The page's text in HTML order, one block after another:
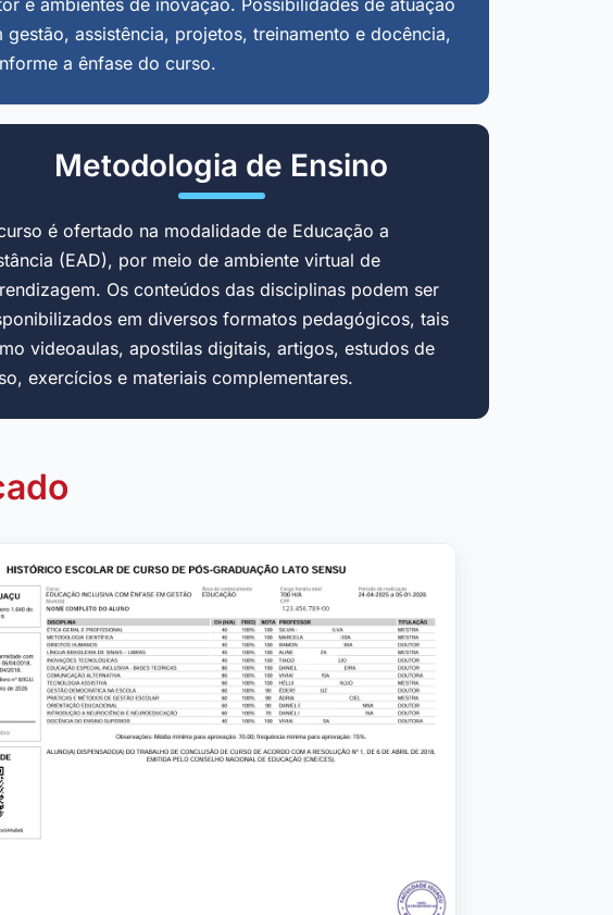
gestão, assistência, projetos, treinamento e docência,
a ênfase do curso.
Metodologia de Ensino
é ofertado na modalidade de Educação a
(EAD), por meio de ambiente virtual de
Os conteúdos das disciplinas podem ser
em diversos formatos pedagógicos, tais
videoaulas, apostilas digitais, artigos, estudos de
exercícios e materiais complementares.